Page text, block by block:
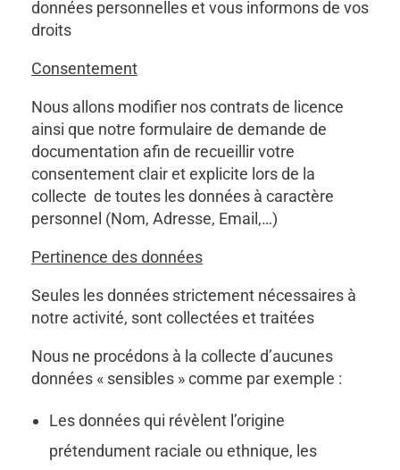
données personnelles et vous informons de vos
droits
Consentement
Nous allons modifier nos contrats de licence
ainsi que notre formulaire de demande de
documentation afin de recueillir votre
consentement clair et explicite lors de la
collecte de toutes les données à caractère
personnel (Nom, Adresse, Email,…)
Pertinence des données
Seules les données strictement nécessaires à
notre activité, sont collectées et traitées
Nous ne procédons à la collecte d’aucunes
données « sensibles » comme par exemple :
Les données qui révèlent l’origine
prétendument raciale ou ethnique, les